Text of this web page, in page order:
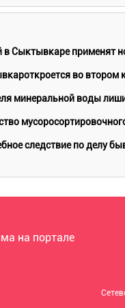
в Сыктывкаре применят
во втором
минеральной воды
следствие по делу
на портале